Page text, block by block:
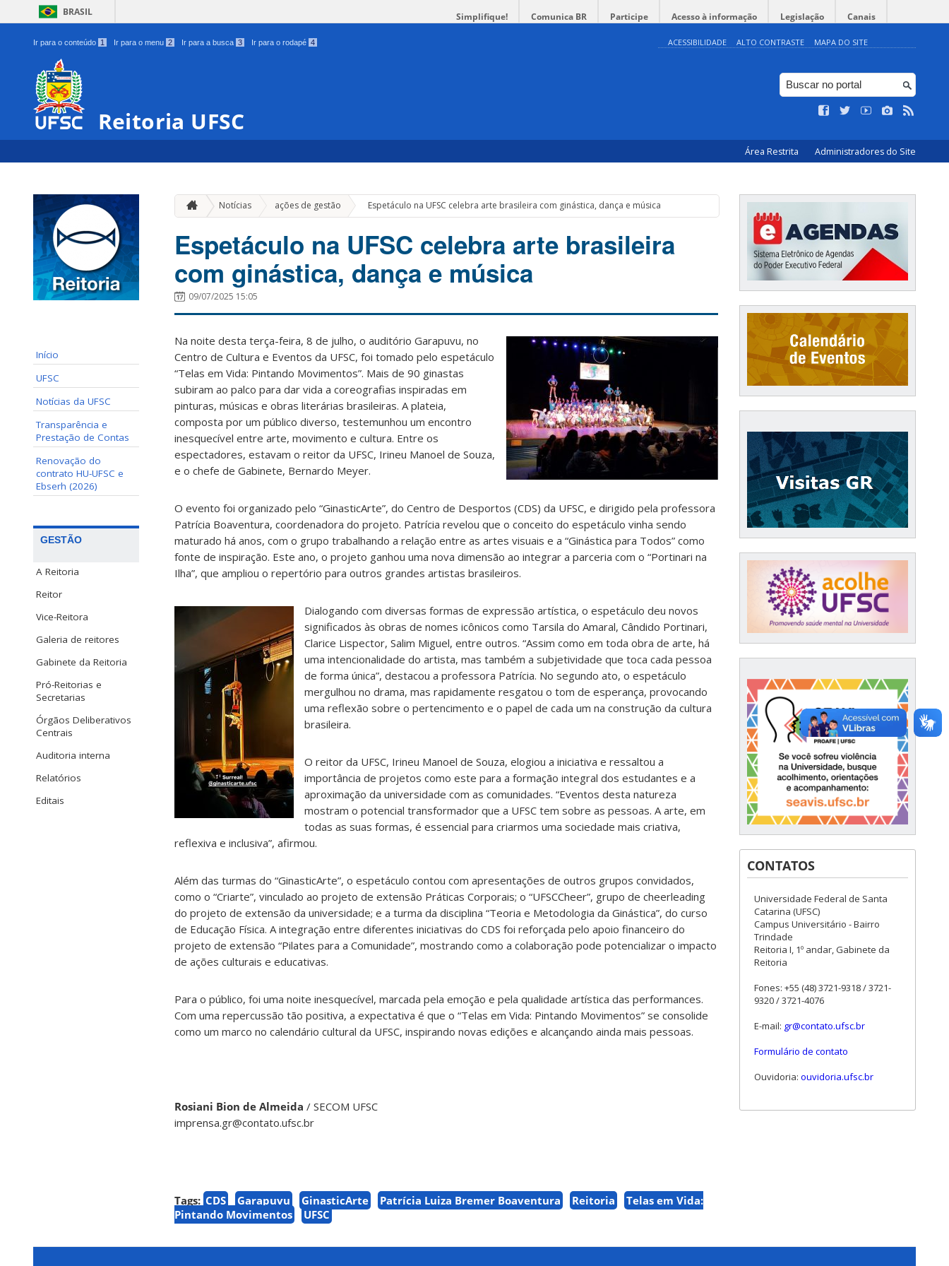
BRASIL Simplifique! Comunica BR Participe Acesso à informação Legislação Canais
Ir para o conteúdo 1 Ir para o menu 2 Ir para a busca 3 Ir para o rodapé 4 ACESSIBILIDADE ALTO CONTRASTE MAPA DO SITE
Reitoria UFSC
Área Restrita Administradores do Site
Início
UFSC
Notícias da UFSC
Transparência e
Prestação de Contas
Renovação do
contrato HU-UFSC e
Ebserh (2026)
GESTÃO
A Reitoria
Reitor
Vice-Reitora
Galeria de reitores
Gabinete da Reitoria
Pró-Reitorias e
Secretarias
Órgãos Deliberativos
Centrais
Auditoria interna
Relatórios
Editais
Notícias ações de gestão » Espetáculo na UFSC celebra arte brasileira com ginástica, dança e música
Espetáculo na UFSC celebra arte brasileira
com ginástica, dança e música
09/07/2025 15:05
Na noite desta terça-feira, 8 de julho, o auditório Garapuvu, no
Centro de Cultura e Eventos da UFSC, foi tomado pelo espetáculo
“Telas em Vida: Pintando Movimentos”. Mais de 90 ginastas
subiram ao palco para dar vida a coreografias inspiradas em
pinturas, músicas e obras literárias brasileiras. A plateia,
composta por um público diverso, testemunhou um encontro
inesquecível entre arte, movimento e cultura. Entre os
espectadores, estavam o reitor da UFSC, Irineu Manoel de Souza,
e o chefe de Gabinete, Bernardo Meyer.
O evento foi organizado pelo “GinasticArte”, do Centro de Desportos (CDS) da UFSC, e dirigido pela professora
Patrícia Boaventura, coordenadora do projeto. Patrícia revelou que o conceito do espetáculo vinha sendo
maturado há anos, com o grupo trabalhando a relação entre as artes visuais e a “Ginástica para Todos” como
fonte de inspiração. Este ano, o projeto ganhou uma nova dimensão ao integrar a parceria com o “Portinari na
Ilha”, que ampliou o repertório para outros grandes artistas brasileiros.
Dialogando com diversas formas de expressão artística, o espetáculo deu novos
significados às obras de nomes icônicos como Tarsila do Amaral, Cândido Portinari,
Clarice Lispector, Salim Miguel, entre outros. “Assim como em toda obra de arte, há
uma intencionalidade do artista, mas também a subjetividade que toca cada pessoa
de forma única”, destacou a professora Patrícia. No segundo ato, o espetáculo
mergulhou no drama, mas rapidamente resgatou o tom de esperança, provocando
uma reflexão sobre o pertencimento e o papel de cada um na construção da cultura
brasileira.
O reitor da UFSC, Irineu Manoel de Souza, elogiou a iniciativa e ressaltou a
importância de projetos como este para a formação integral dos estudantes e a
aproximação da universidade com as comunidades. “Eventos desta natureza
mostram o potencial transformador que a UFSC tem sobre as pessoas. A arte, em
todas as suas formas, é essencial para criarmos uma sociedade mais criativa,
reflexiva e inclusiva”, afirmou.
Além das turmas do “GinasticArte”, o espetáculo contou com apresentações de outros grupos convidados,
como o “Criarte”, vinculado ao projeto de extensão Práticas Corporais; o “UFSCCheer”, grupo de cheerleading
do projeto de extensão da universidade; e a turma da disciplina “Teoria e Metodologia da Ginástica”, do curso
de Educação Física. A integração entre diferentes iniciativas do CDS foi reforçada pelo apoio financeiro do
projeto de extensão “Pilates para a Comunidade”, mostrando como a colaboração pode potencializar o impacto
de ações culturais e educativas.
Para o público, foi uma noite inesquecível, marcada pela emoção e pela qualidade artística das performances.
Com uma repercussão tão positiva, a expectativa é que o “Telas em Vida: Pintando Movimentos” se consolide
como um marco no calendário cultural da UFSC, inspirando novas edições e alcançando ainda mais pessoas.
Rosiani Bion de Almeida / SECOM UFSC
imprensa.gr@contato.ufsc.br
Tags: CDS Garapuvu GinasticArte Patrícia Luiza Bremer Boaventura Reitoria
Telas em Vida:
Pintando Movimentos
UFSC
CONTATOS
Universidade Federal de Santa
Catarina (UFSC)
Campus Universitário - Bairro
Trindade
Reitoria I, 1º andar, Gabinete da
Reitoria
Fones: +55 (48) 3721-9318 / 3721-
9320 / 3721-4076
E-mail: gr@contato.ufsc.br
Formulário de contato
Ouvidoria: ouvidoria.ufsc.br